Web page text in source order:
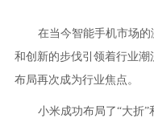
在当今智能手机市场
和创新的步伐引领着行业
布局再次成为行业焦点。
小米成功布局了“大折”